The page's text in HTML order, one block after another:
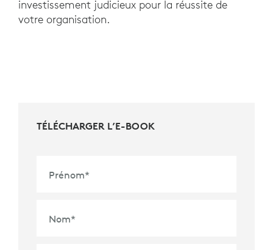
investissement judicieux pour la réussite de
votre organisation.
TÉLÉCHARGER L’E-BOOK
Prénom*
Nom*